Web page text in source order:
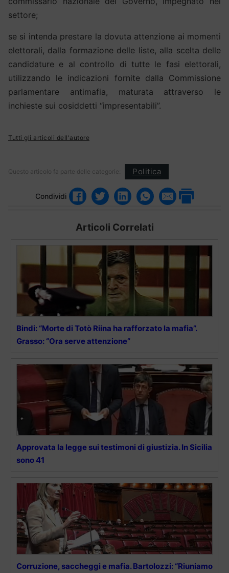
settore;
se si intenda prestare la dovuta attenzione ai momenti
elettorali, dalla formazione delle liste, alla scelta delle
candidature e al controllo di tutte le fasi elettorali,
utilizzando le indicazioni fornite dalla Commissione
parlamentare antimafia, maturata attraverso le
inchieste sui cosiddetti “impresentabili”.
Tutti gli articoli dell'autore
Questo articolo fa parte delle categorie: Politica
Condividi
Articoli Correlati
Bindi: “Morte di Totò Riina ha rafforzato la mafia”.
Grasso: “Ora serve attenzione”
Approvata la legge sui testimoni di giustizia. In Sicilia
sono 41
Corruzione, saccheggi e mafia. Bartolozzi: “Riuniamo